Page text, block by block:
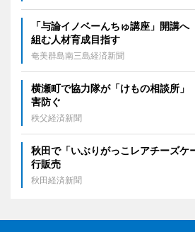
「与論イノベーんちゅ講座」開講
組む人材育成目指す
奄美群島南三島経済新聞
横瀬町で協力隊が「けもの相談所
害防ぐ
秩父経済新聞
秋田で「いぶりがっこレアチーズ
行販売
秋田経済新聞